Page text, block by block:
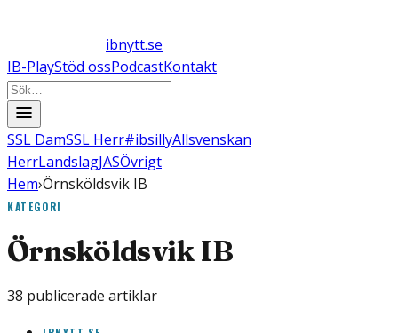
ibnytt.se
IB-PlayStöd ossPodcastKontakt
SSL DamSSL Herr#ibsillyAllsvenskan
HerrLandslagJASÖvrigt
Hem›Örnsköldsvik IB
KATEGORI
Örnsköldsvik IB
38 publicerade artiklar